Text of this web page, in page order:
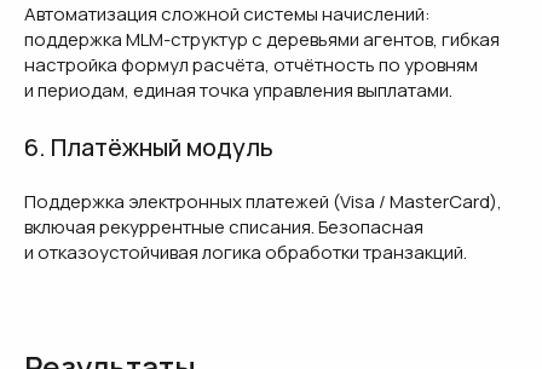
Автоматизация сложной системы начислений:
поддержка MLM-структур с деревьями агентов, гибкая
настройка формул расчёта, отчётность по уровням
и периодам, единая точка управления выплатами.
6. Платёжный модуль
Поддержка электронных платежей (Visa / MasterCard),
включая рекуррентные списания. Безопасная
и отказоустойчивая логика обработки транзакций.